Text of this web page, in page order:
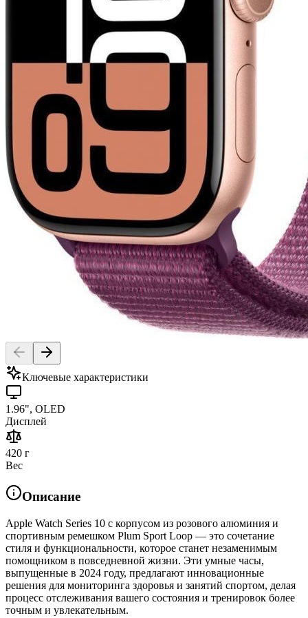
Ключевые характеристики
1.96", OLED
Дисплей
420 г
Вес
Описание
Apple Watch Series 10 с корпусом из розового алюминия и
спортивным ремешком Plum Sport Loop — это сочетание
стиля и функциональности, которое станет незаменимым
помощником в повседневной жизни. Эти умные часы,
выпущенные в 2024 году, предлагают инновационные
решения для мониторинга здоровья и занятий спортом, делая
процесс отслеживания вашего состояния и тренировок более
точным и увлекательным.